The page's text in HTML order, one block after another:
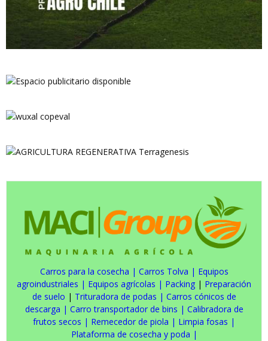
Carros para la cosecha | Carros Tolva | Equipos
agroindustriales | Equipos agrícolas | Packing | Preparación
de suelo | Trituradora de podas | Carros cónicos de
descarga | Carro transportador de bins | Calibradora de
frutos secos | Remecedor de piola | Limpia fosas |
Plataforma de cosecha y poda |